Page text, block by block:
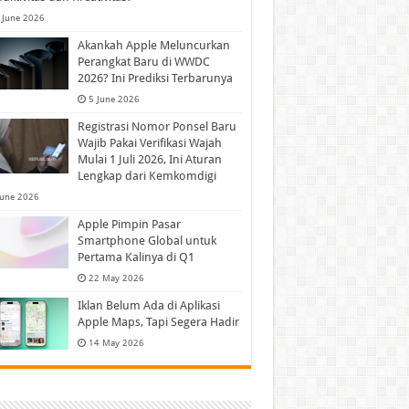
2026
Akankah Apple Meluncurkan
Perangkat Baru di WWDC
2026? Ini Prediksi Terbarunya
5 June 2026
Registrasi Nomor Ponsel Baru
Wajib Pakai Verifikasi Wajah
Mulai 1 Juli 2026, Ini Aturan
Lengkap dari Kemkomdigi
2026
Apple Pimpin Pasar
Smartphone Global untuk
Pertama Kalinya di Q1
22 May 2026
Iklan Belum Ada di Aplikasi
Apple Maps, Tapi Segera Hadir
14 May 2026